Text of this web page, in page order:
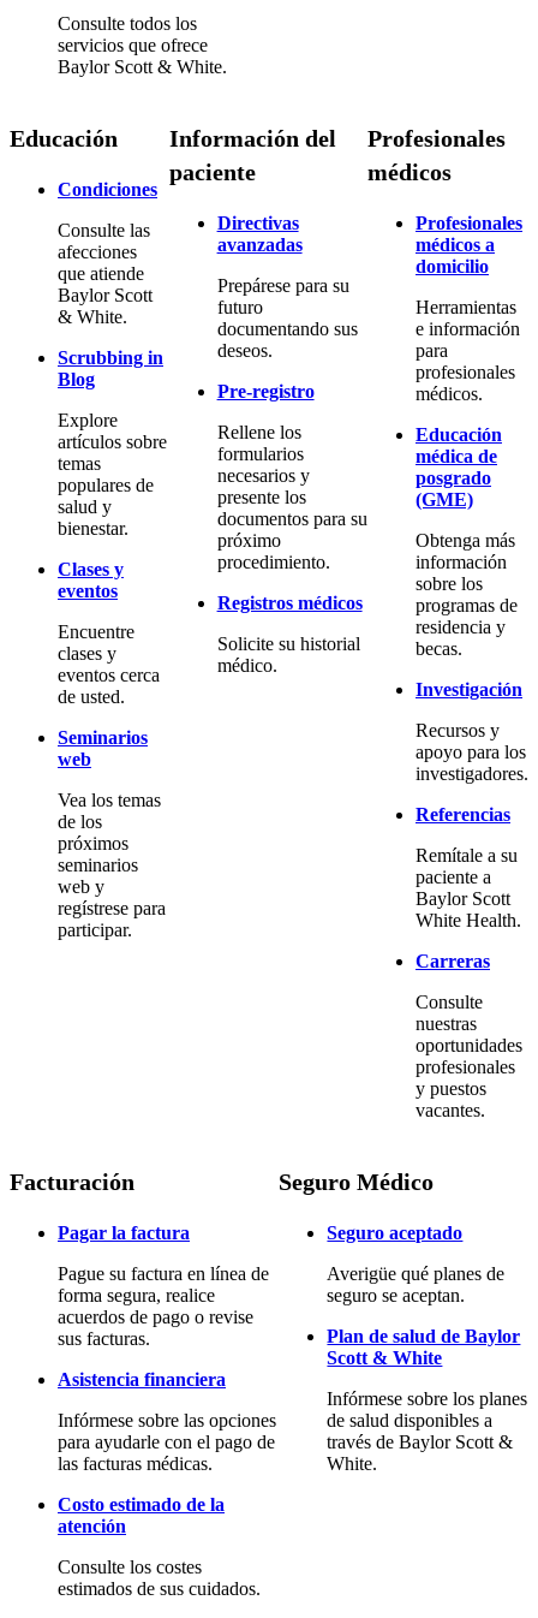
Consulte todos los
servicios que ofrece
Baylor Scott & White.
Educación
Condiciones
Consulte las
afecciones
que atiende
Baylor Scott
& White.
Scrubbing in
Blog
Explore
artículos sobre
temas
populares de
salud y
bienestar.
Clases y
eventos
Encuentre
clases y
eventos cerca
de usted.
Seminarios
web
Vea los temas
de los
próximos
seminarios
web y
regístrese para
participar.
Información del
paciente
Directivas
avanzadas
Prepárese para su
futuro
documentando sus
deseos.
Pre-registro
Rellene los
formularios
necesarios y
presente los
documentos para su
próximo
procedimiento.
Registros médicos
Solicite su historial
médico.
Profesionales
médicos
Profesionales
médicos a
domicilio
Herramientas
e información
para
profesionales
médicos.
Educación
médica de
posgrado
(GME)
Obtenga más
información
sobre los
programas de
residencia y
becas.
Investigación
Recursos y
apoyo para los
investigadores.
Referencias
Remítale a su
paciente a
Baylor Scott
White Health.
Carreras
Consulte
nuestras
oportunidades
profesionales
y puestos
vacantes.
Facturación
Pagar la factura
Pague su factura en línea de
forma segura, realice
acuerdos de pago o revise
sus facturas.
Asistencia financiera
Infórmese sobre las opciones
para ayudarle con el pago de
las facturas médicas.
Costo estimado de la
atención
Consulte los costes
estimados de sus cuidados.
Seguro Médico
Seguro aceptado
Averigüe qué planes de
seguro se aceptan.
Plan de salud de Baylor
Scott & White
Infórmese sobre los planes
de salud disponibles a
través de Baylor Scott &
White.